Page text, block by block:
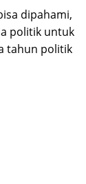
dipahami,
politik untuk
tahun politik